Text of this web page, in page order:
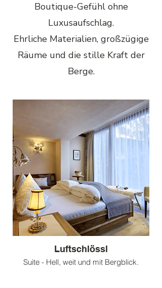
Boutique-Gefühl ohne
Luxusaufschlag.
Ehrliche Materialien, großzügige
Räume und die stille Kraft der
Berge.
Luftschlössl
Suite - Hell, weit und mit Bergblick.